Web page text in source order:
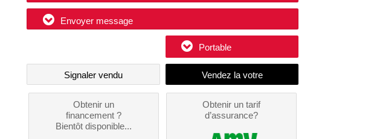
Envoyer message
Portable
Signaler vendu
Obtenir un
financement ?
Bientôt disponible...
Obtenir un tarif
d’assurance?